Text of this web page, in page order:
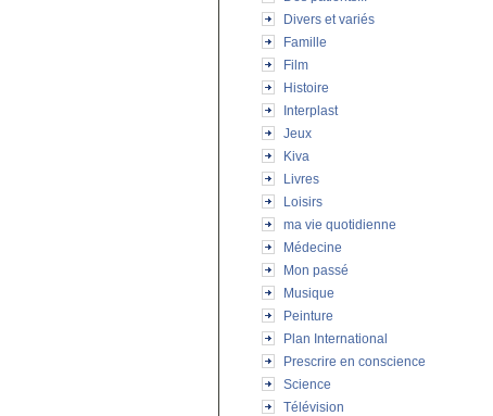
Divers et variés
Famille
Film
Histoire
Interplast
Jeux
Kiva
Livres
Loisirs
ma vie quotidienne
Médecine
Mon passé
Musique
Peinture
Plan International
Prescrire en conscience
Science
Télévision